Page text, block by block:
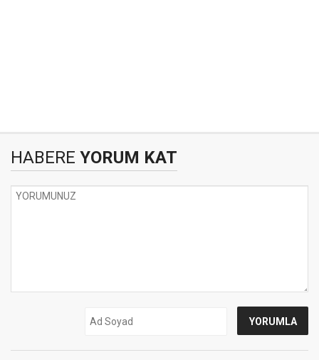
HABERE YORUM KAT